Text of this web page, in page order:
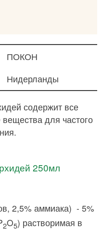
ПОКОН
Нидерланды
содержит все
для частого
250мл
2,5% аммиака) - 5%
2O5) растворимая в